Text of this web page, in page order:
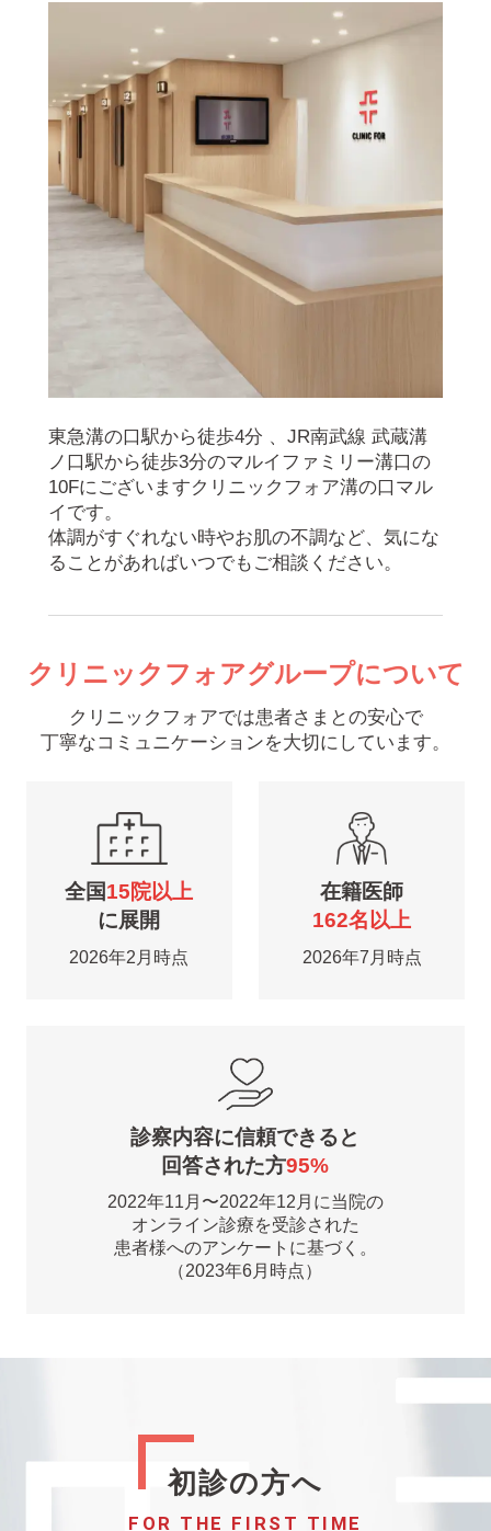
東急溝の口駅から徒歩4分 、JR南武線 武蔵溝
ノ口駅から徒歩3分のマルイファミリー溝口の
10Fにございますクリニックフォア溝の口マル
イです。
体調がすぐれない時やお肌の不調など、気にな
ることがあればいつでもご相談ください。
クリニックフォアグループについて
クリニックフォアでは患者さまとの安心で
丁寧なコミュニケーションを大切にしています。
全国15院以上
に展開
2026年2月時点
在籍医師
162名以上
2026年7月時点
診察内容に信頼できると
回答された方95%
2022年11月〜2022年12月に当院の
オンライン診療を受診された
患者様へのアンケートに基づく。
（2023年6月時点）
初診の方へ
FOR THE FIRST TIME